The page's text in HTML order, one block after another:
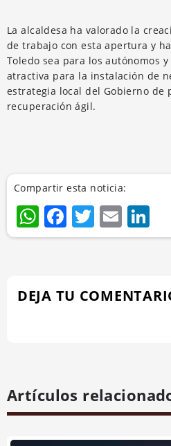
La alcaldesa ha valorado la
de trabajo con esta apertura y
Toledo sea para los autónomos
atractiva para la instalación de
estrategia local del Gobierno de
recuperación ágil.
Compartir esta noticia:
WhatsApp
Facebook
Twitter
Email
DEJA TU
Artículos